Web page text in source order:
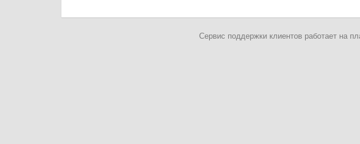
Сервис поддержки клиентов работает на